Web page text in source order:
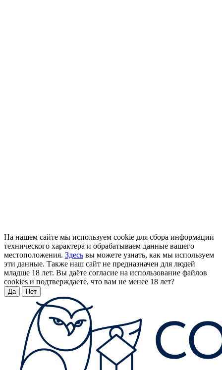
На нашем сайте мы используем cookie для сбора информации
технического характера и обрабатываем данные вашего
местоположения. Здесь вы можете узнать, как мы используем
эти данные. Также наш сайт не предназначен для людей
младше 18 лет. Вы даёте согласие на использование файлов
cookies и подтверждаете, что вам не менее 18 лет?
Да Нет